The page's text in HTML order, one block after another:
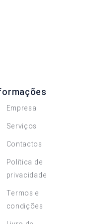
Empresa
Serviços
Contactos
Política de
privacidade
Termos e
condições